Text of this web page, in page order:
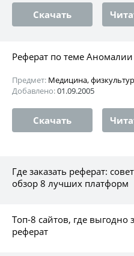
Скачать
Реферат по теме
Предмет: Медицина,
Добавлено:01.09.2005
Скачать
Где заказать реферат:
обзор 8 лучших платформ
Топ-8 сайтов, где выгодно
реферат